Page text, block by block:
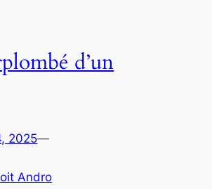
d’un
2025—
Andro